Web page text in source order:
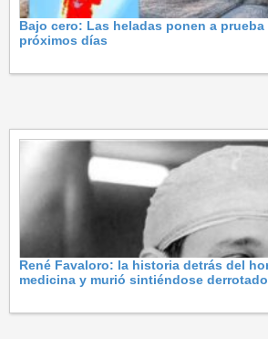
Bajo cero: Las heladas ponen a
próximos días
René Favaloro: la historia detrás del
medicina y murió sintiéndose derrotado